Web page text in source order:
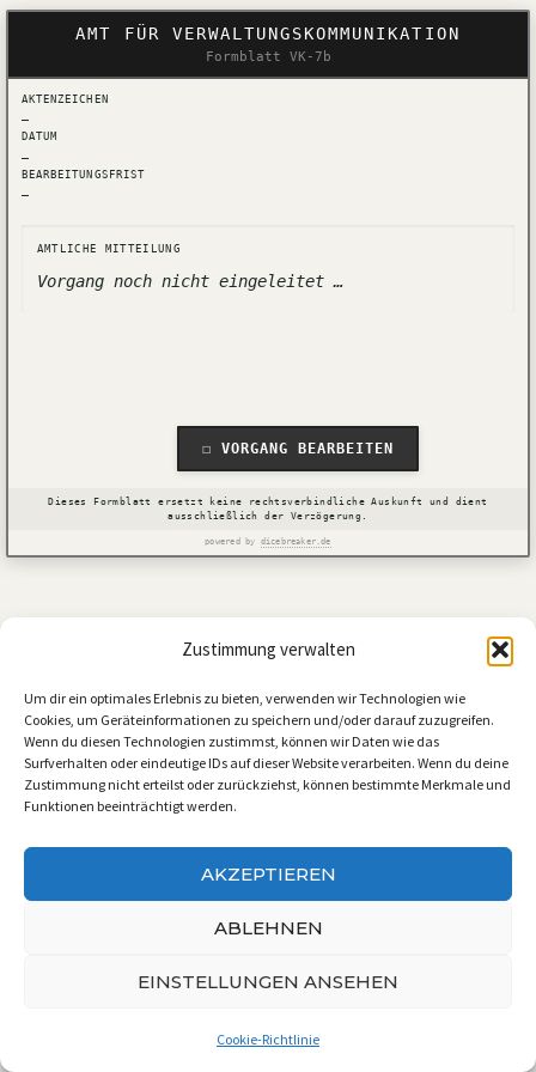
Zustimmung verwalten
Um dir ein optimales Erlebnis zu bieten, verwenden wir Technologien wie
Cookies, um Geräteinformationen zu speichern und/oder darauf zuzugreifen.
Wenn du diesen Technologien zustimmst, können wir Daten wie das
Surfverhalten oder eindeutige IDs auf dieser Website verarbeiten. Wenn du deine
Zustimmung nicht erteilst oder zurückziehst, können bestimmte Merkmale und
Funktionen beeinträchtigt werden.
AKZEPTIEREN
ABLEHNEN
EINSTELLUNGEN ANSEHEN
Cookie-Richtlinie
Zum
springen
AMT FÜR VERWALTUNGSKOMMUNIKATION
Formblatt VK-7b
AKTENZEICHEN
—
DATUM
—
BEARBEITUNGSFRIST
—
AMTLICHE MITTEILUNG
Vorgang noch nicht eingeleitet …
☐ VORGANG BEARBEITEN
Dieses Formblatt ersetzt keine rechtsverbindliche Auskunft und dient
ausschließlich der Verzögerung.
powered by dicebreaker.de